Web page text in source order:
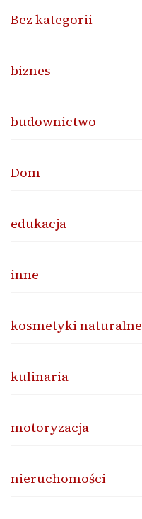
Bez kategorii
biznes
budownictwo
Dom
edukacja
inne
kosmetyki naturalne
kulinaria
motoryzacja
nieruchomości